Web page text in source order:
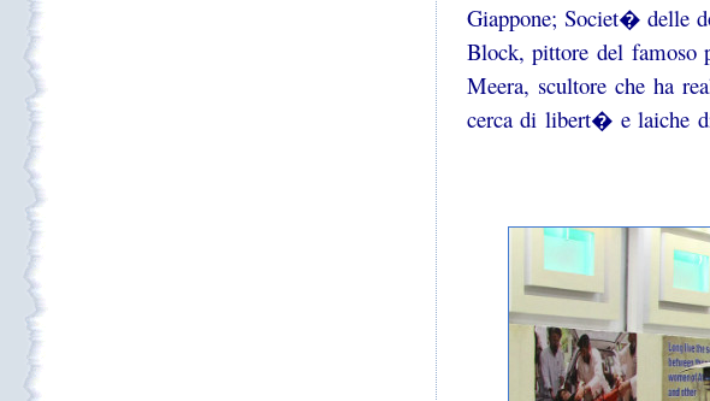
Giappone; Societ� delle
Block, pittore del famoso
Meera, scultore che ha
cerca di libert� e laiche di